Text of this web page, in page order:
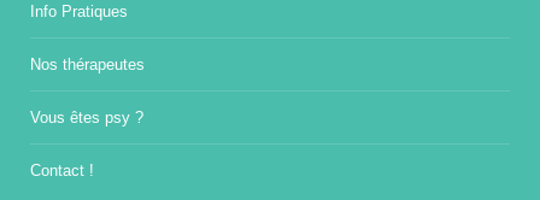
Info Pratiques
Nos thérapeutes
Vous êtes psy ?
Contact !